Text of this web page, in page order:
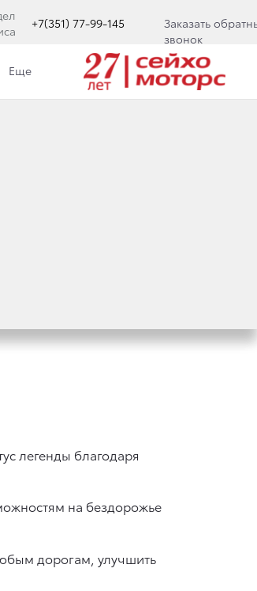
+7(351) 77-99-145
Заказать
звонок
Еще
легенды благодаря
на бездорожье
дорогам, улучшить